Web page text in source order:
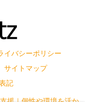
イバシーポリシー
サイトマップ
記